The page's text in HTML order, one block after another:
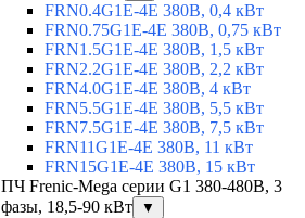
FRN0.4G1E-4E 380В, 0,4 кВт
FRN0.75G1E-4E 380В, 0,75 кВт
FRN1.5G1E-4E 380В, 1,5 кВт
FRN2.2G1E-4E 380В, 2,2 кВт
FRN4.0G1E-4E 380В, 4 кВт
FRN5.5G1E-4E 380В, 5,5 кВт
FRN7.5G1E-4E 380В, 7,5 кВт
FRN11G1E-4E 380В, 11 кВт
FRN15G1E-4E 380В, 15 кВт
ПЧ Frenic-Mega серии G1 380-480В, 3
фазы, 18,5-90 кВт
▼